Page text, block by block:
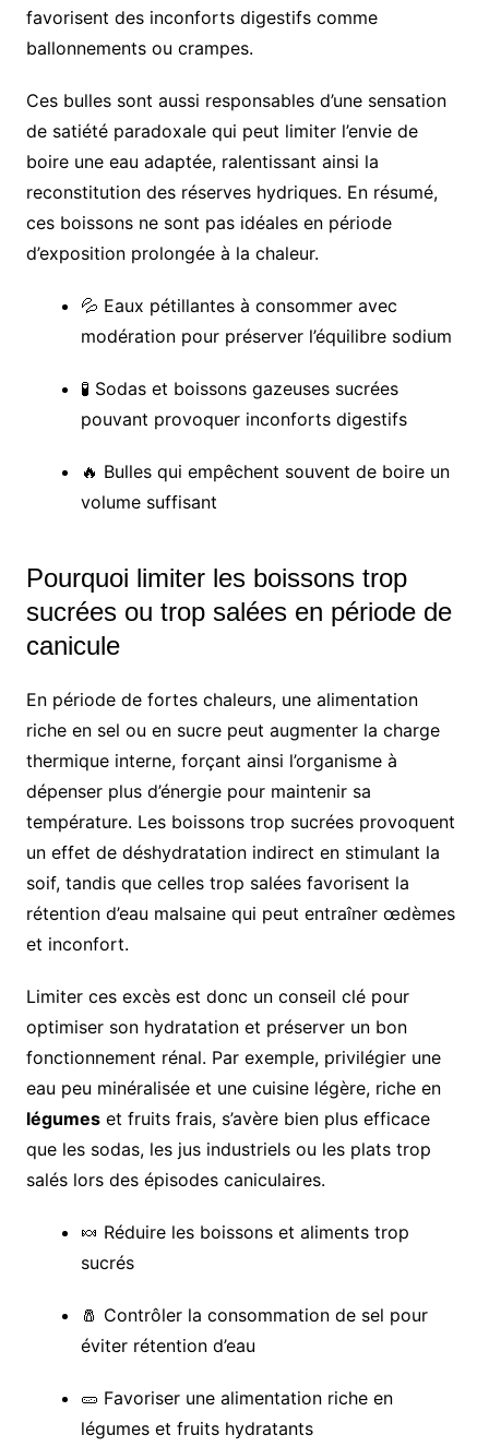
favorisent des inconforts digestifs comme
ballonnements ou crampes.
Ces bulles sont aussi responsables d’une sensation
de satiété paradoxale qui peut limiter l’envie de
boire une eau adaptée, ralentissant ainsi la
reconstitution des réserves hydriques. En résumé,
ces boissons ne sont pas idéales en période
d’exposition prolongée à la chaleur.
💦 Eaux pétillantes à consommer avec
modération pour préserver l’équilibre sodium
🧪 Sodas et boissons gazeuses sucrées
pouvant provoquer inconforts digestifs
🔥 Bulles qui empêchent souvent de boire un
volume suffisant
Pourquoi limiter les boissons trop
sucrées ou trop salées en période de
canicule
En période de fortes chaleurs, une alimentation
riche en sel ou en sucre peut augmenter la charge
thermique interne, forçant ainsi l’organisme à
dépenser plus d’énergie pour maintenir sa
température. Les boissons trop sucrées provoquent
un effet de déshydratation indirect en stimulant la
soif, tandis que celles trop salées favorisent la
rétention d’eau malsaine qui peut entraîner œdèmes
et inconfort.
Limiter ces excès est donc un conseil clé pour
optimiser son hydratation et préserver un bon
fonctionnement rénal. Par exemple, privilégier une
eau peu minéralisée et une cuisine légère, riche en
légumeset fruits frais, s’avère bien plus efficace
que les sodas, les jus industriels ou les plats trop
salés lors des épisodes caniculaires.
🍬 Réduire les boissons et aliments trop
sucrés
🧂 Contrôler la consommation de sel pour
éviter rétention d’eau
🥒 Favoriser une alimentation riche en
légumes et fruits hydratants